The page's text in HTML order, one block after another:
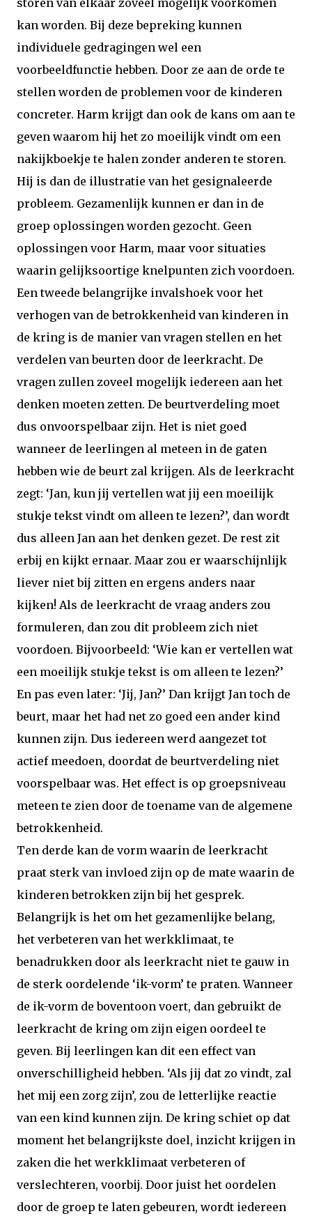
storen van elkaar zoveel mogelijk voorkomen
kan worden. Bij deze bepreking kunnen
individuele gedragingen wel een
voorbeeldfunctie hebben. Door ze aan de orde te
stellen worden de problemen voor de kinderen
concreter. Harm krijgt dan ook de kans om aan te
geven waarom hij het zo moeilijk vindt om een
nakijkboekje te halen zonder anderen te storen.
Hij is dan de illustratie van het gesignaleerde
probleem. Gezamenlijk kunnen er dan in de
groep oplossingen worden gezocht. Geen
oplossingen voor Harm, maar voor situaties
waarin gelijksoortige knelpunten zich voordoen.
Een tweede belangrijke invalshoek voor het
verhogen van de betrokkenheid van kinderen in
de kring is de manier van vragen stellen en het
verdelen van beurten door de leerkracht. De
vragen zullen zoveel mogelijk iedereen aan het
denken moeten zetten. De beurtverdeling moet
dus onvoorspelbaar zijn. Het is niet goed
wanneer de leerlingen al meteen in de gaten
hebben wie de beurt zal krijgen. Als de leerkracht
zegt: ‘Jan, kun jij vertellen wat jij een moeilijk
stukje tekst vindt om alleen te lezen?’, dan wordt
dus alleen Jan aan het denken gezet. De rest zit
erbij en kijkt ernaar. Maar zou er waarschijnlijk
liever niet bij zitten en ergens anders naar
kijken! Als de leerkracht de vraag anders zou
formuleren, dan zou dit probleem zich niet
voordoen. Bijvoorbeeld: ‘Wie kan er vertellen wat
een moeilijk stukje tekst is om alleen te lezen?’
En pas even later: ‘Jij, Jan?’ Dan krijgt Jan toch de
beurt, maar het had net zo goed een ander kind
kunnen zijn. Dus iedereen werd aangezet tot
actief meedoen, doordat de beurtverdeling niet
voorspelbaar was. Het effect is op groepsniveau
meteen te zien door de toename van de algemene
betrokkenheid.
Ten derde kan de vorm waarin de leerkracht
praat sterk van invloed zijn op de mate waarin de
kinderen betrokken zijn bij het gesprek.
Belangrijk is het om het gezamenlijke belang,
het verbeteren van het werkklimaat, te
benadrukken door als leerkracht niet te gauw in
de sterk oordelende ‘ik-vorm’ te praten. Wanneer
de ik-vorm de boventoon voert, dan gebruikt de
leerkracht de kring om zijn eigen oordeel te
geven. Bij leerlingen kan dit een effect van
onverschilligheid hebben. ‘Als jij dat zo vindt, zal
het mij een zorg zijn’, zou de letterlijke reactie
van een kind kunnen zijn. De kring schiet op dat
moment het belangrijkste doel, inzicht krijgen in
zaken die het werkklimaat verbeteren of
verslechteren, voorbij. Door juist het oordelen
door de groep te laten gebeuren, wordt iedereen